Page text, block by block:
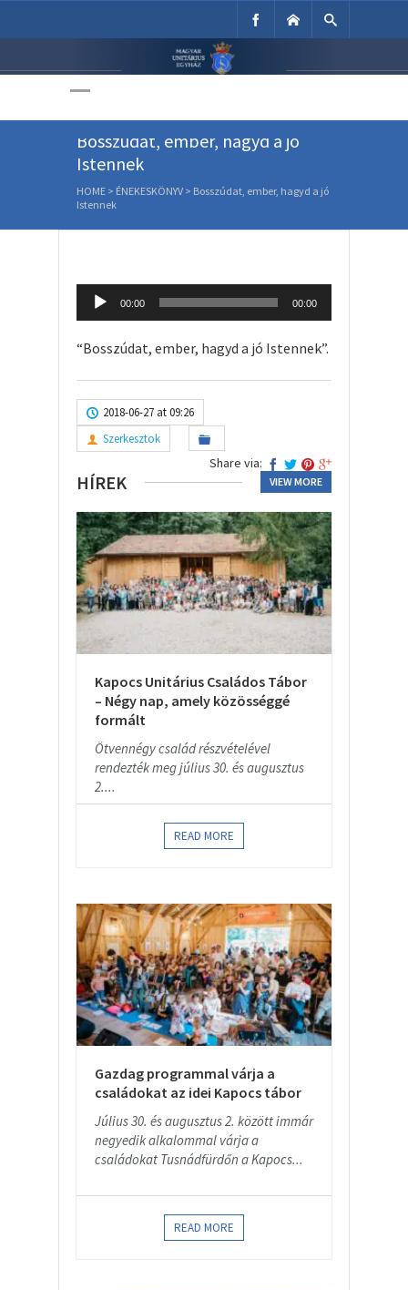
Unitárius Egyház
Bosszúdat, ember, hagyd a jó
Istennek
HOME > ÉNEKESKÖNYV > Bosszúdat, ember, hagyd a jó
Istennek
Audio
Player
00:00 00:00
“Bosszúdat, ember, hagyd a jó Istennek”.
2018-06-27 at 09:26
Szerkesztok
Share via:
HÍREK VIEW MORE
Kapocs Unitárius Családos Tábor
– Négy nap, amely közösséggé
formált
Ötvennégy család részvételével
rendezték meg július 30. és augusztus
2....
READ MORE
Gazdag programmal várja a
családokat az idei Kapocs tábor
Július 30. és augusztus 2. között immár
negyedik alkalommal várja a
családokat Tusnádfürdőn a Kapocs...
READ MORE